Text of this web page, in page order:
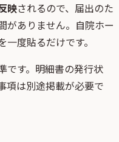
映されるので、届出のた
がありません。自院ホー
度貼るだけです。
です。明細書の発行状
項は別途掲載が必要で